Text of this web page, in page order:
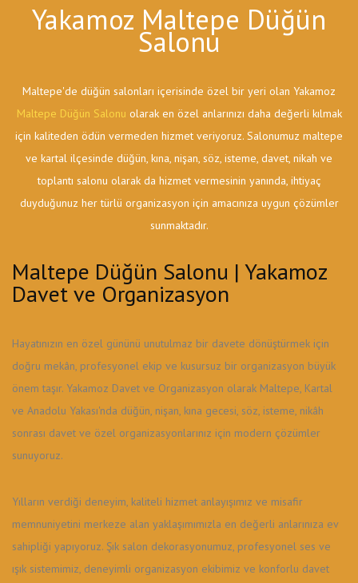
Yakamoz Maltepe Düğün
Salonu
Maltepe'de düğün salonları içerisinde özel bir yeri olan Yakamoz
Maltepe Düğün Salonu olarak en özel anlarınızı daha değerli kılmak
için kaliteden ödün vermeden hizmet veriyoruz. Salonumuz maltepe
ve kartal ilçesinde düğün, kına, nişan, söz, isteme, davet, nikah ve
toplantı salonu olarak da hizmet vermesinin yanında, ihtiyaç
duyduğunuz her türlü organizasyon için amacınıza uygun çözümler
sunmaktadır.
Maltepe Düğün Salonu | Yakamoz
Davet ve Organizasyon
Hayatınızın en özel gününü unutulmaz bir davete dönüştürmek için
doğru mekân, profesyonel ekip ve kusursuz bir organizasyon büyük
önem taşır. Yakamoz Davet ve Organizasyon olarak Maltepe, Kartal
ve Anadolu Yakası'nda düğün, nişan, kına gecesi, söz, isteme, nikâh
sonrası davet ve özel organizasyonlarınız için modern çözümler
sunuyoruz.
Yılların verdiği deneyim, kaliteli hizmet anlayışımız ve misafir
memnuniyetini merkeze alan yaklaşımımızla en değerli anlarınıza ev
sahipliği yapıyoruz. Şık salon dekorasyonumuz, profesyonel ses ve
ışık sistemimiz, deneyimli organizasyon ekibimiz ve konforlu davet